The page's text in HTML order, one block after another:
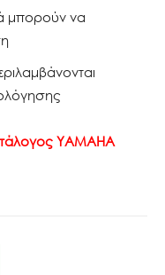
μπορούν να
YAMAHA